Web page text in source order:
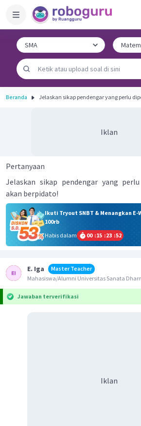
Beranda Jelaskan sikap pendengar yang perlu
Iklan
Pertanyaan
Jelaskan sikap pendengar yang
akan berpidato!
Ikuti Tryout SNBT & Menangkan E-
100rb
Habis dalam
00 :15 :23 :52
E. Iga
Master Teacher
Mahasiswa/Alumni Universitas Sanata
Jawaban terverifikasi
Iklan